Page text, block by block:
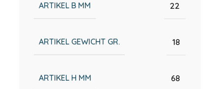
ARTIKEL B MM 22
ARTIKEL GEWICHT GR. 18
ARTIKEL H MM 68